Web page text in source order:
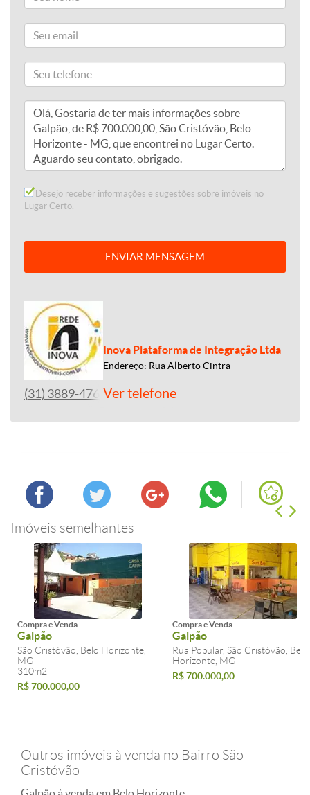
Desejo receber informações e sugestões sobre imóveis no
Lugar Certo.
ENVIAR MENSAGEM
Inova Plataforma de Integração Ltda
Endereço: Rua Alberto Cintra
(31) 3889-4765Ver telefone
Imóveis semelhantes
Compra e Venda
Galpão
São Cristóvão, Belo Horizonte,
MG
310m2
R$ 700.000,00
Compra e Venda
Galpão
Rua Popular, São Cristóvão, Belo
Horizonte, MG
R$ 700.000,00
Outros imóveis à venda no Bairro São
Cristóvão